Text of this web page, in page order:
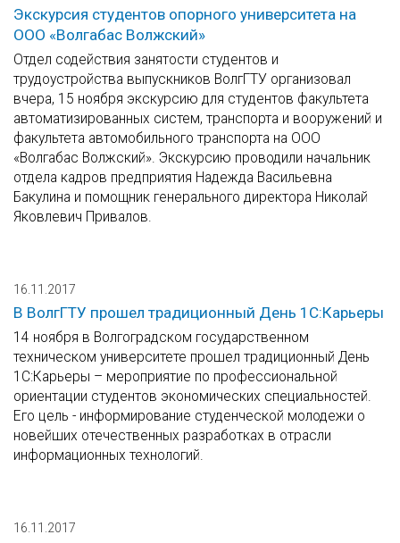
Экскурсия студентов опорного университета на
ООО «Волгабас Волжский»
Отдел содействия занятости студентов и
трудоустройства выпускников ВолгГТУ организовал
вчера, 15 ноября экскурсию для студентов факультета
автоматизированных систем, транспорта и вооружений и
факультета автомобильного транспорта на ООО
«Волгабас Волжский». Экскурсию проводили начальник
отдела кадров предприятия Надежда Васильевна
Бакулина и помощник генерального директора Николай
Яковлевич Привалов.
16.11.2017
В ВолгГТУ прошел традиционный День 1С:Карьеры
14 ноября в Волгоградском государственном
техническом университете прошел традиционный День
1С:Карьеры – мероприятие по профессиональной
ориентации студентов экономических специальностей.
Его цель - информирование студенческой молодежи о
новейших отечественных разработках в отрасли
информационных технологий.
16.11.2017